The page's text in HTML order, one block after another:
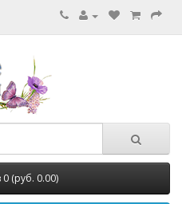
(руб. 0.00)